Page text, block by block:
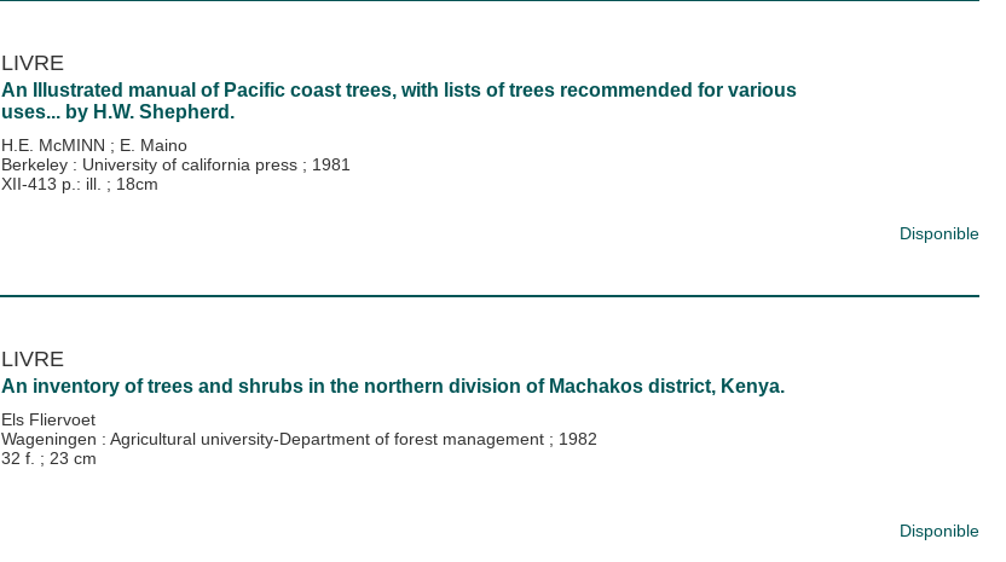
LIVRE
An Illustrated manual of Pacific coast trees, with lists of trees recommended for various
uses... by H.W. Shepherd.
H.E. McMINN ; E. Maino
Berkeley : University of california press ; 1981
XII-413 p.: ill. ; 18cm
Disponible
LIVRE
An inventory of trees and shrubs in the northern division of Machakos district, Kenya.
Els Fliervoet
Wageningen : Agricultural university-Department of forest management ; 1982
32 f. ; 23 cm
Disponible